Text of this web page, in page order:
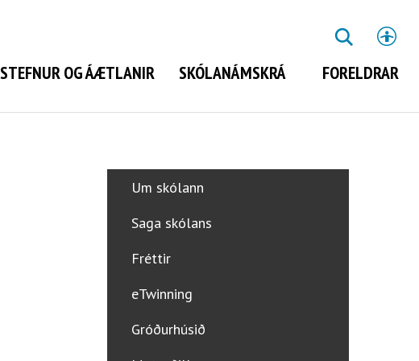
STEFNUR OG ÁÆTLANIR SKÓLANÁMSKRÁ FORELDRAR
LEITA
Um skólann
Saga skólans
Fréttir
eTwinning
Gróðurhúsið